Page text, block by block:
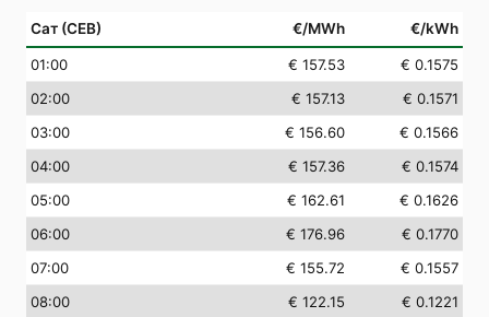
Сат (СЕВ) €/MWh €/kWh
01:00 € 157.53
€ 0.1575
02:00 € 157.13
€ 0.1571
03:00 € 156.60
€ 0.1566
04:00 € 157.36
€ 0.1574
05:00 € 162.61
€ 0.1626
06:00 € 176.96
€ 0.1770
07:00 € 155.72
€ 0.1557
08:00 € 122.15
€ 0.1221